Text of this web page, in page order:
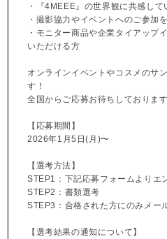
・『4MEEE』の世界観に共感して
・撮影協力やイベントへのご参加
・モニター商品や企業タイアップ
いただける方
オンラインイベントやコスメのサ
す！
全国からご応募お待ちしております
【応募期間】
2026年1月5日(月)〜
【選考方法】
STEP1：下記応募フォームよりエ
STEP2：書類選考
STEP3：合格された方にのみメー
【選考結果の通知について】